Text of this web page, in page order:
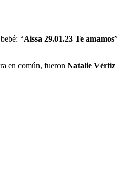
“Aissa 29.01.23 Te amamos
en común, fueron Natalie Vértiz